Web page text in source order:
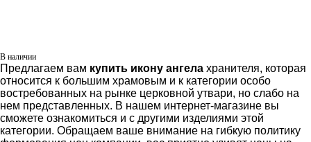
В наличии
Предлагаем вам купить икону ангела хранителя, которая
относится к большим храмовым и к категории особо
востребованных на рынке церковной утвари, но слабо на
нем представленных. В нашем интернет-магазине вы
сможете ознакомиться и с другими изделиями этой
категории. Обращаем ваше внимание на гибкую политику